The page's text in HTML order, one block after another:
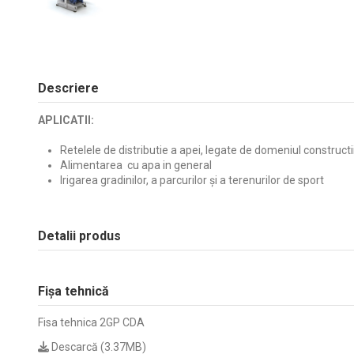
Descriere
APLICATII:
Retelele de distributie a apei, legate de domeniul
Alimentarea cu apa in general
Irigarea gradinilor, a parcurilor și a terenurilor de sport
Detalii produs
Fișa tehnică
Fisa tehnica 2GP CDA
Descarcă (3.37MB)